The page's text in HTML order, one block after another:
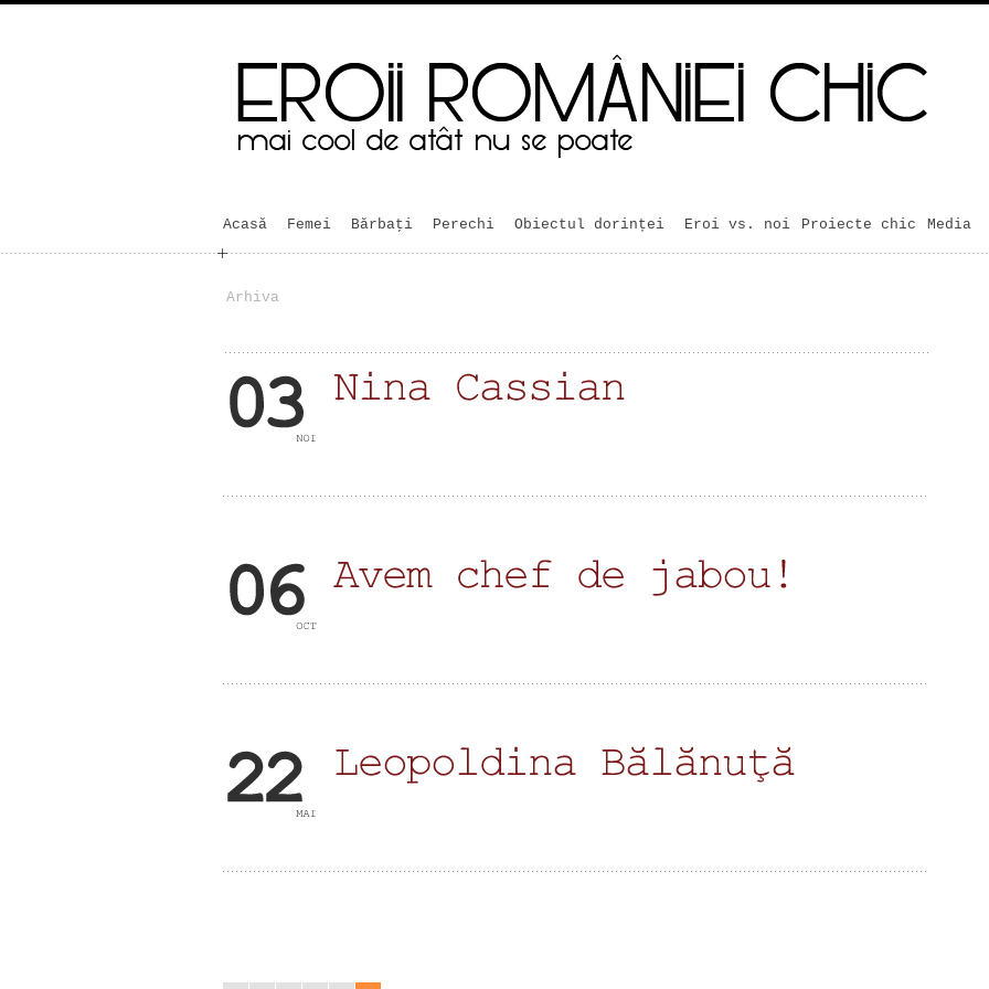
Acasă Femei Bărbaţi Perechi Obiectul dorinței Eroi vs. noi Proiecte chic Media
Arhiva